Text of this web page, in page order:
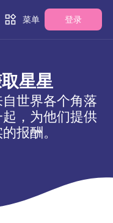
菜单 登录
星星
世界各个角落
，为他们提供
报酬。